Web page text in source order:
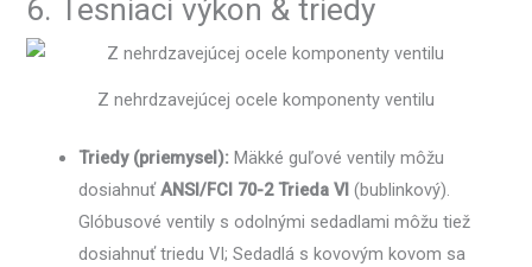
6. Tesniaci výkon & triedy
Z nehrdzavejúcej ocele komponenty ventilu
Triedy (priemysel): Mäkké guľové ventily môžu
dosiahnuťANSI/FCI 70-2 Trieda VI (bublinkový).
Glóbusové ventily s odolnými sedadlami môžu tiež
dosiahnuť triedu VI; Sedadlá s kovovým kovom sa